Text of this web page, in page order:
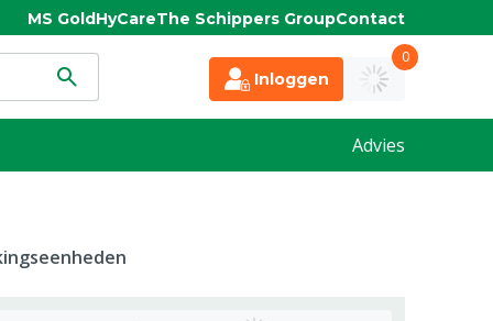
MS GoldHyCareThe Schippers GroupContact
Inloggen
0
Advies